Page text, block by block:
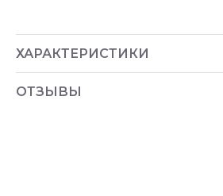
ХАРАКТЕРИСТИКИ
ОТЗЫВЫ